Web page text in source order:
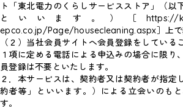
ト「東北電力のくらしサービスストア」（以
といいます。）［https://
epco.co.jp/Page/housecleaning.aspx］上で
（２）当社会員サイトへ会員登録をしている
１項に定める電話による申込みの場合に限り
員登録は不要といたします。
２．本サービスは、契約者又は契約者が指定
約者等」といいます。）による立会いのも
す。